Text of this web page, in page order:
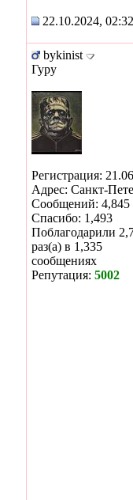
22.10.2024, 02:32
bykinist
Гуру
Регистрация:
Адрес: Санкт-
Сообщений: 4,845
Спасибо: 1,493
Поблагодарили
раз(а) в 1,335
сообщениях
Репутация: 5002